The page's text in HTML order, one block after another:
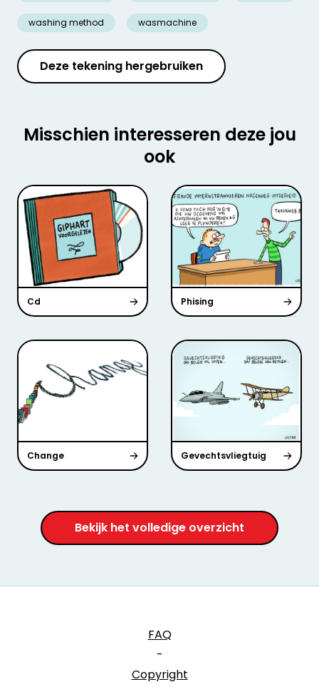
washing method wasmachine
Deze tekening hergebruiken
Misschien interesseren deze jou
ook
Cd Phising
Change Gevechtsvliegtuig
Bekijk het volledige overzicht
FAQ
-
Copyright